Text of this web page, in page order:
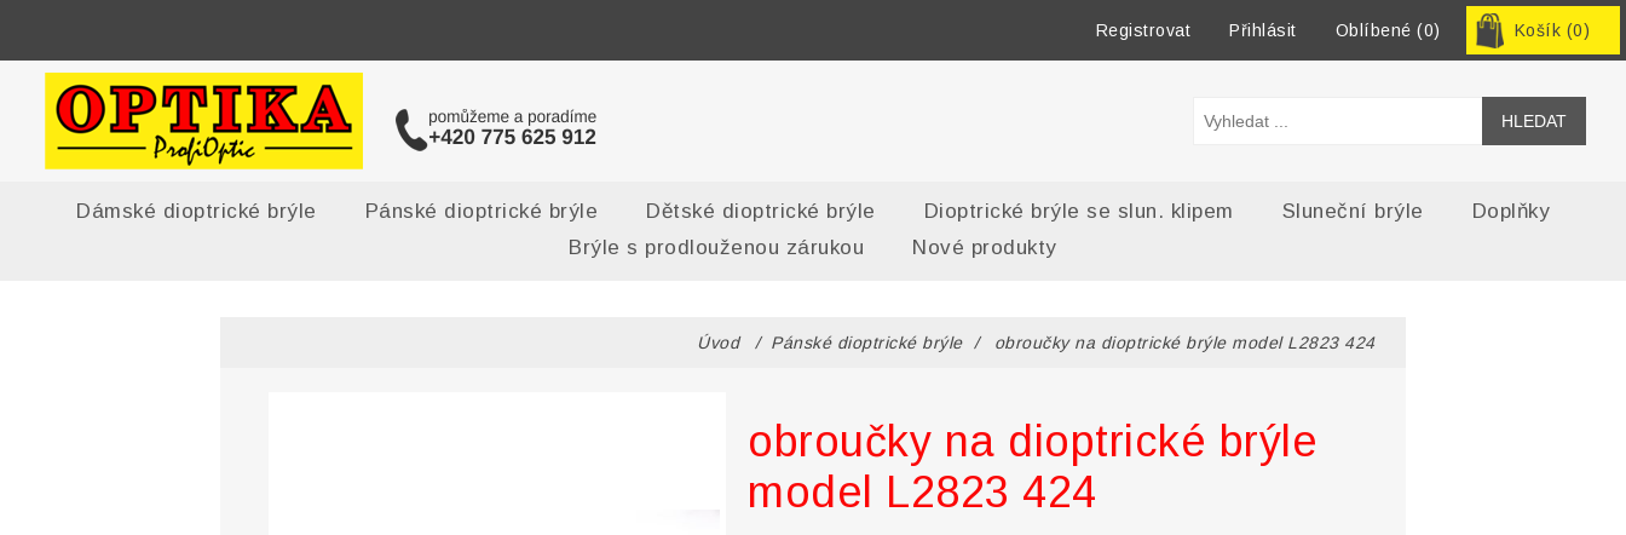
Registrovat Přihlásit Oblíbené (0) Košík (0)
Dámské dioptrické brýle Pánské dioptrické brýle Dětské dioptrické brýle Dioptrické brýle se slun. klipem Sluneční brýle
Doplňky
Brýle s prodlouženou zárukou
Nové produkty
Úvod / Pánské dioptrické brýle / obroučky na dioptrické brýle model L2823 424
obroučky na dioptrické brýle
model L2823 424